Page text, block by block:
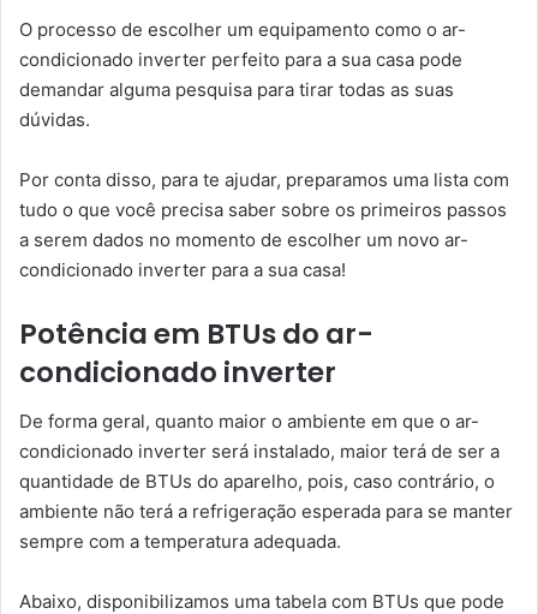
O processo de escolher um equipamento como o ar-
condicionado inverter perfeito para a sua casa pode
demandar alguma pesquisa para tirar todas as suas
dúvidas.
Por conta disso, para te ajudar, preparamos uma lista com
tudo o que você precisa saber sobre os primeiros passos
a serem dados no momento de escolher um novo ar-
condicionado inverter para a sua casa!
Potência em BTUs do ar-
condicionado inverter
De forma geral, quanto maior o ambiente em que o ar-
condicionado inverter será instalado, maior terá de ser a
quantidade de BTUs do aparelho, pois, caso contrário, o
ambiente não terá a refrigeração esperada para se manter
sempre com a temperatura adequada.
Abaixo, disponibilizamos uma tabela com BTUs que pode